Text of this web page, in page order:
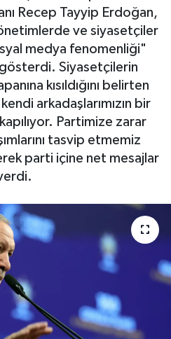
Recep Tayyip Erdoğan,
ve siyasetçiler
medya fenomenliği"
gösterdi. Siyasetçilerin
kısıldığını belirten
arkadaşlarımızın bir
kapılıyor. Partimize zarar
tasvip etmemiz
parti içine net mesajlar